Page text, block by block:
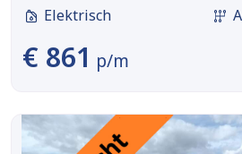
Elektrisch
€ 861 p/m